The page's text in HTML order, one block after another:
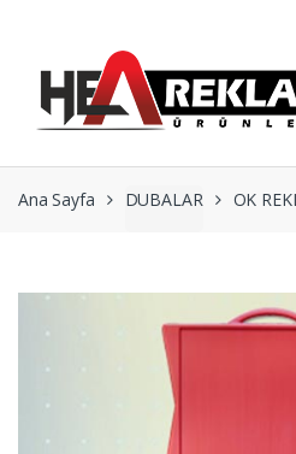
navigation
content
Ana Sayfa DUBALAR OK